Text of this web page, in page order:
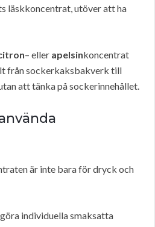
läskkoncentrat, utöver att ha
– eller apelsinkoncentrat
från sockerkaksbakverk till
att tänka på sockerinnehållet.
är inte bara för dryck och
individuella smaksatta